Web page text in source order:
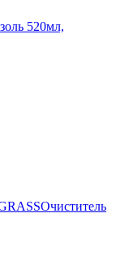
520мл,
Очиститель